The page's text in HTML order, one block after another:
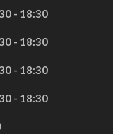
- 18:30
- 18:30
- 18:30
- 18:30